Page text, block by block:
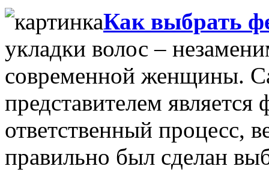
Как выбрать
укладки волос –
современной женщины.
представителем
ответственный процесс,
правильно был сделан